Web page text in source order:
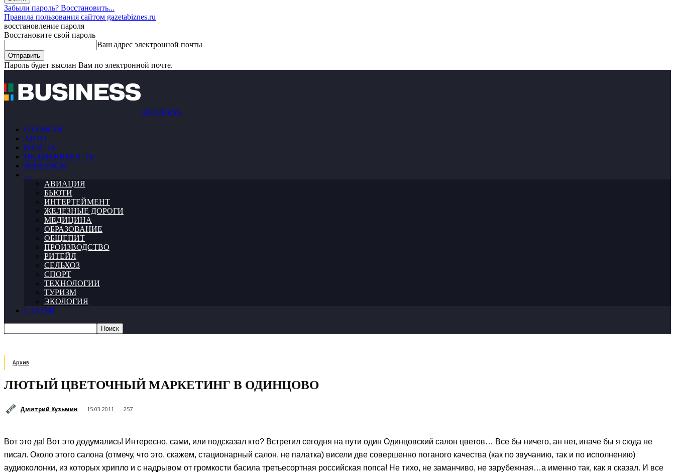
Забыли пароль? Восстановить...
Правила пользования сайтом gazetabiznes.ru
восстановление пароля
Восстановите свой пароль
Ваш адрес электронной почты
Пароль будет выслан Вам по электронной почте.
BUSINESS
ГЛАВНАЯ
АВТО
ВЛАСТЬ
НЕДВИЖИМОСТЬ
ФИНАНСЫ
…
АВИАЦИЯ
БЬЮТИ
ИНТЕРТЕЙМЕНТ
ЖЕЛЕЗНЫЕ ДОРОГИ
МЕДИЦИНА
ОБРАЗОВАНИЕ
ОБЩЕПИТ
ПРОИЗВОДСТВО
РИТЕЙЛ
СЕЛЬХОЗ
СПОРТ
ТЕХНОЛОГИИ
ТУРИЗМ
ЭКОЛОГИЯ
СТАТЬИ
Архив
ЛЮТЫЙ ЦВЕТОЧНЫЙ МАРКЕТИНГ В ОДИНЦОВО
Дмитрий Кузьмин 15.03.2011 257
Вот это да! Вот это додумались! Интересно, сами, или подсказал кто? Встретил сегодня на пути один Одинцовский салон цветов… Все бы ничего, ан нет, иначе бы я сюда не
писал. Около этого салона (отмечу, что это, скажем, стационарный салон, не палатка) висели две совершенно поганого качества (как по звучанию, так и по исполнению)
аудиоколонки, из которых хрипло и с надрывом от громкости басила третьесортная российская попса! Не тихо, не заманчиво, не зарубежная…а именно так, как я сказал. И все